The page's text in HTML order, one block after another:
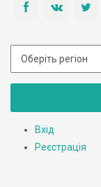
Вхід
Реєстрація